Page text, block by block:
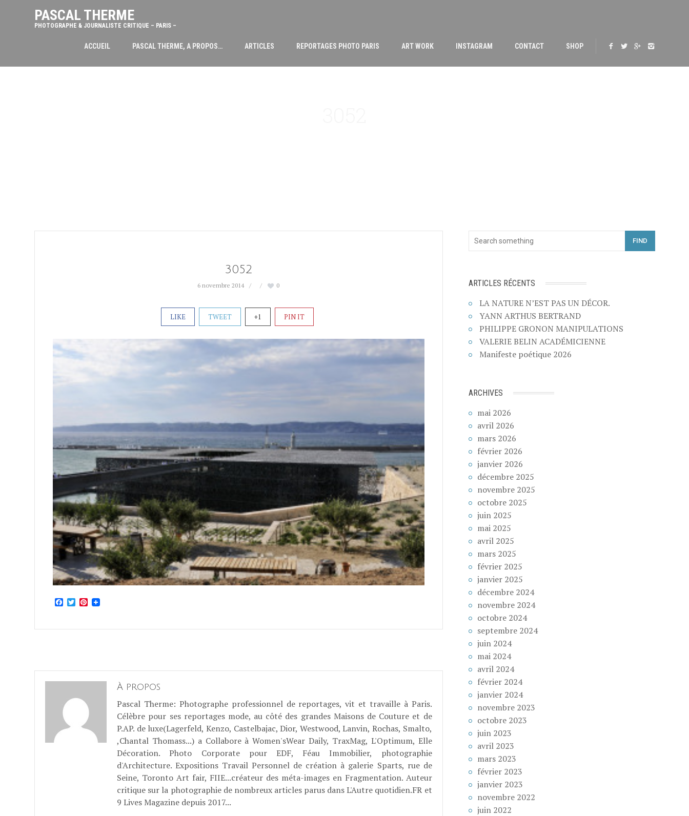
PASCAL THERME
PHOTOGRAPHE & JOURNALISTE CRITIQUE – PARIS –
ACCUEIL PASCAL THERME, A PROPOS… ARTICLES REPORTAGES PHOTO PARIS ART WORK INSTAGRAM CONTACT SHOP
3052
6 novembre 2014 0
LIKE TWEET +1 PIN IT
Facebook
TwitterPinterest
À propos
Pascal Therme: Photographe professionnel de reportages, vit et travaille à Paris.
Célèbre pour ses reportages mode, au côté des grandes Maisons de Couture et de
P.AP. de luxe(Lagerfeld, Kenzo, Castelbajac, Dior, Westwood, Lanvin, Rochas, Smalto,
,Chantal Thomass...) a Collabore à Women'sWear Daily, TraxMag, L'Optimum, Elle
Décoration. Photo Corporate pour EDF, Féau Immobilier, photographie
d'Architecture. Expositions Travail Personnel de création à galerie Sparts, rue de
Seine, Toronto Art fair, FIIE...créateur des méta-images en Fragmentation. Auteur
critique sur la photographie de nombreux articles parus dans L'Autre quotidien.FR et
9 Lives Magazine depuis 2017...
FIND
ARTICLES RÉCENTS
LA NATURE N’EST PAS UN DÉCOR.
YANN ARTHUS BERTRAND
PHILIPPE GRONON MANIPULATIONS
VALERIE BELIN ACADÉMICIENNE
Manifeste poétique 2026
ARCHIVES
mai 2026
avril 2026
mars 2026
février 2026
janvier 2026
décembre 2025
novembre 2025
octobre 2025
juin 2025
mai 2025
avril 2025
mars 2025
février 2025
janvier 2025
décembre 2024
novembre 2024
octobre 2024
septembre 2024
juin 2024
mai 2024
avril 2024
février 2024
janvier 2024
novembre 2023
octobre 2023
juin 2023
avril 2023
mars 2023
février 2023
janvier 2023
novembre 2022
juin 2022